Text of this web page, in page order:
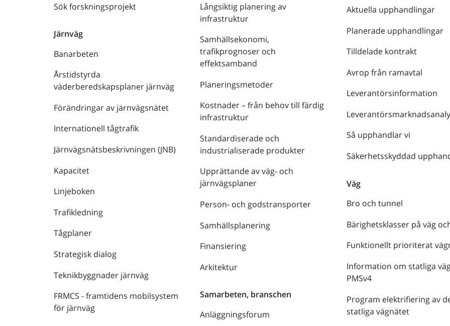
Sök forskningsprojekt
Järnväg
Banarbeten
Årstidstyrda
väderberedskapsplaner järnväg
Förändringar av järnvägsnätet
Internationell tågtrafik
Järnvägsnätsbeskrivningen (JNB)
Kapacitet
Linjeboken
Trafikledning
Tågplaner
Strategisk dialog
Teknikbyggnader järnväg
FRMCS - framtidens mobilsystem
för järnväg
Långsiktig planering av
infrastruktur
Samhällsekonomi,
trafikprognoser och
effektsamband
Planeringsmetoder
Kostnader – från behov till färdig
infrastruktur
Standardiserade och
industrialiserade produkter
Upprättande av väg- och
järnvägsplaner
Person- och godstransporter
Samhällsplanering
Finansiering
Arkitektur
Samarbeten, branschen
Anläggningsforum
Aktuella upphandlingar
Planerade upphandlingar
Tilldelade kontrakt
Avrop från ramavtal
Leverantörsinformation
Så upphandlar vi
Säkerhetsskyddad
Väg
Bro och tunnel
Bärighetsklasser på väg
Funktionellt prioriterat
Information om statliga
PMSv4
Program elektrifiering av
statliga vägnätet